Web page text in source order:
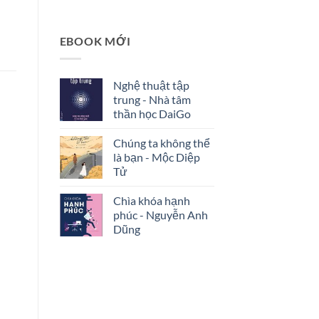
EBOOK MỚI
Nghệ thuật tập
trung - Nhà tâm
thần học DaiGo
Chúng ta không thể
là bạn - Mộc Diệp
Tử
Chìa khóa hạnh
phúc - Nguyễn Anh
Dũng